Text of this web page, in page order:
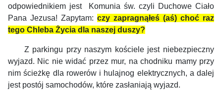
odpowiednikiem jest Komunia św. czyli Duchowe Ciało
Pana Jezusa! Zapytam: czy zapragnąłeś (aś) choć raz
tego Chleba Życia dla naszej duszy?
Z parkingu przy naszym kościele jest niebezpieczny
wyjazd. Nic nie widać przez mur, na chodniku mamy przy
nim ścieżkę dla rowerów i hulajnog elektrycznych, a dalej
jest postój samochodów, które zasłaniają wyjazd.